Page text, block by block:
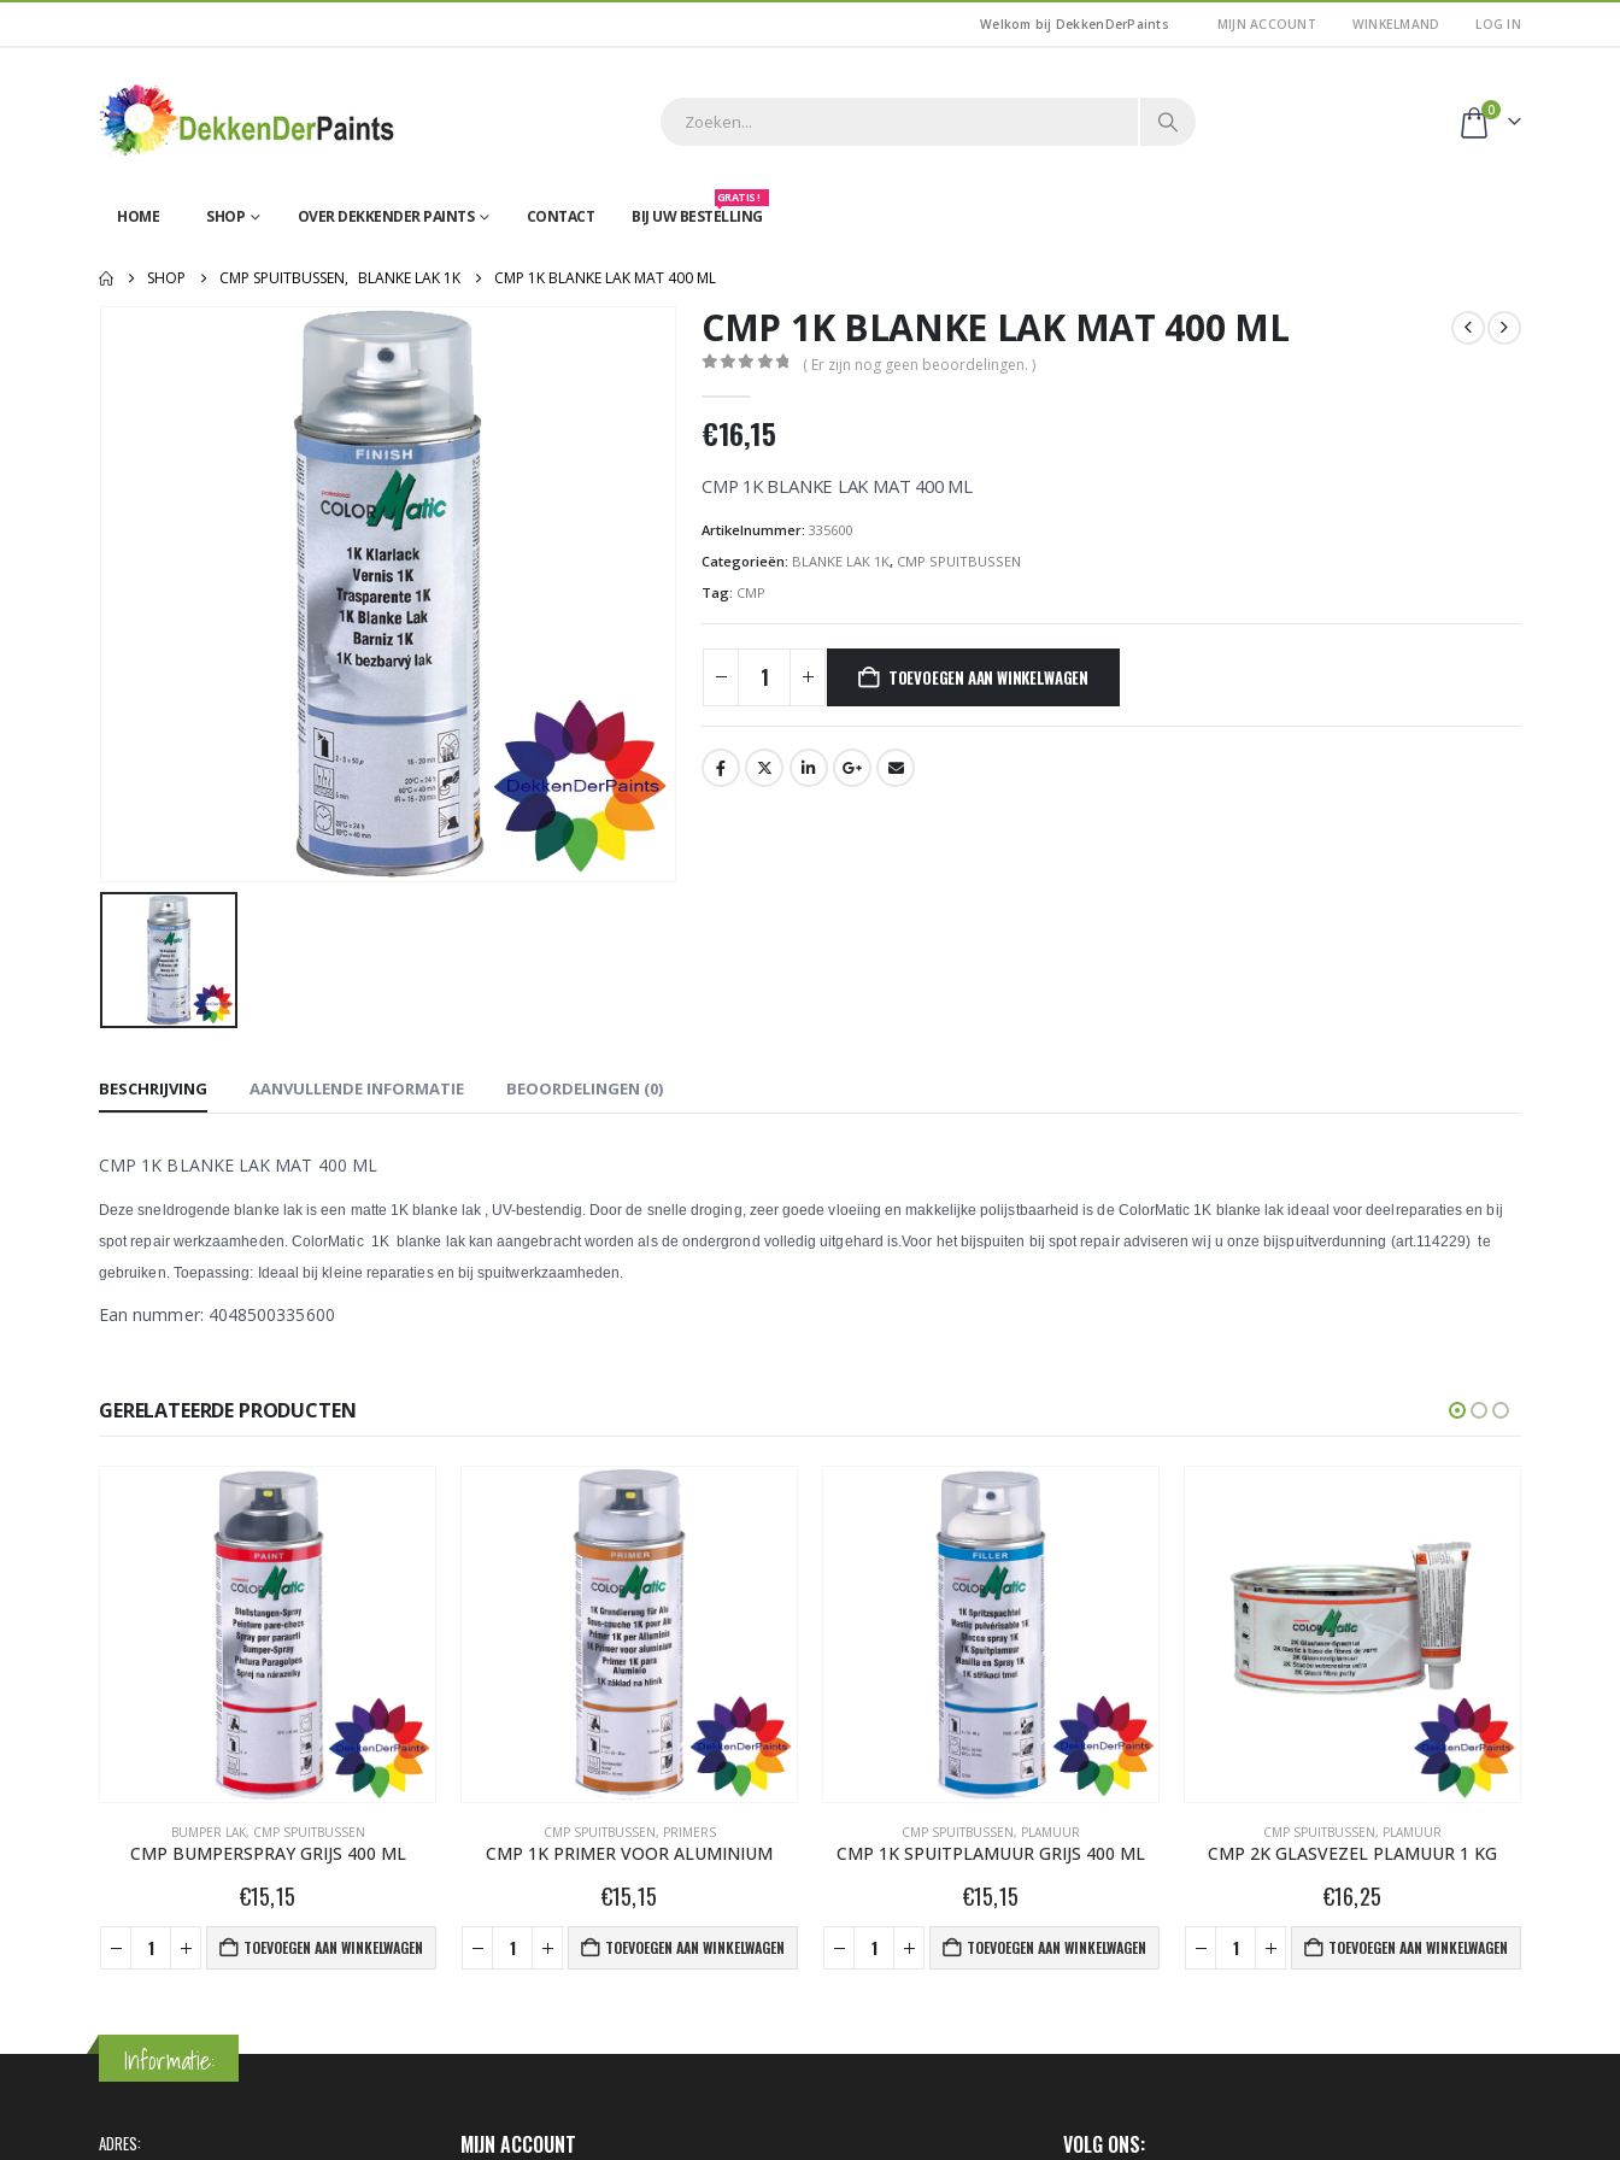
Welkom bij DekkenDerPaints MIJN ACCOUNT WINKELMAND LOG IN
0
HOME SHOP OVER DEKKENDER PAINTS CONTACT BIJ UW BESTELLING
GRATIS !
SHOP CMP SPUITBUSSEN, BLANKE LAK 1K CMP 1K BLANKE LAK MAT 400 ML
CMP 1K BLANKE LAK MAT 400 ML
( Er zijn nog geen beoordelingen. )
€16,15
CMP 1K BLANKE LAK MAT 400 ML
Artikelnummer: 335600
Categorieën: BLANKE LAK 1K, CMP SPUITBUSSEN
Tag: CMP
TOEVOEGEN AAN WINKELWAGEN
BESCHRIJVING AANVULLENDE INFORMATIE BEOORDELINGEN (0)
CMP 1K BLANKE LAK MAT 400 ML
Deze sneldrogende blanke lak is een matte 1K blanke lak , UV-bestendig. Door de snelle droging, zeer goede vloeiing en makkelijke polijstbaarheid is de ColorMatic 1K blanke lak ideaal voor deelreparaties en bij
spot repair werkzaamheden. ColorMatic 1K blanke lak kan aangebracht worden als de ondergrond volledig uitgehard is.Voor het bijspuiten bij spot repair adviseren wij u onze bijspuitverdunning (art.114229) te
gebruiken. Toepassing: Ideaal bij kleine reparaties en bij spuitwerkzaamheden.
Ean nummer: 4048500335600
GERELATEERDE PRODUCTEN
BUMPER LAK, CMP SPUITBUSSEN
CMP BUMPERSPRAY GRIJS 400 ML
€15,15
TOEVOEGEN AAN WINKELWAGEN
CMP SPUITBUSSEN, PRIMERS
CMP 1K PRIMER VOOR ALUMINIUM
€15,15
TOEVOEGEN AAN WINKELWAGEN
CMP SPUITBUSSEN, PLAMUUR
CMP 1K SPUITPLAMUUR GRIJS 400 ML
€15,15
TOEVOEGEN AAN WINKELWAGEN
CMP SPUITBUSSEN, PLAMUUR
CMP 2K GLASVEZEL PLAMUUR 1 KG
€16,25
TOEVOEGEN AAN WINKELWAGEN
Informatie:
ADRES: MIJN ACCOUNT VOLG ONS: